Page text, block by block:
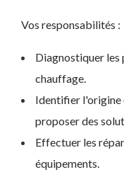
Vos responsabilités :
Diagnostiquer les
chauffage.
Identifier l'origine
proposer des
Effectuer les
équipements.